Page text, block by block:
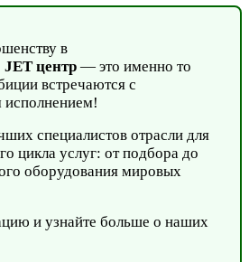
в
JET центр — это именно то
встречаются с
специалистов отрасли для
цикла услуг: от подбора до
оборудования мировых
и узнайте больше о наших